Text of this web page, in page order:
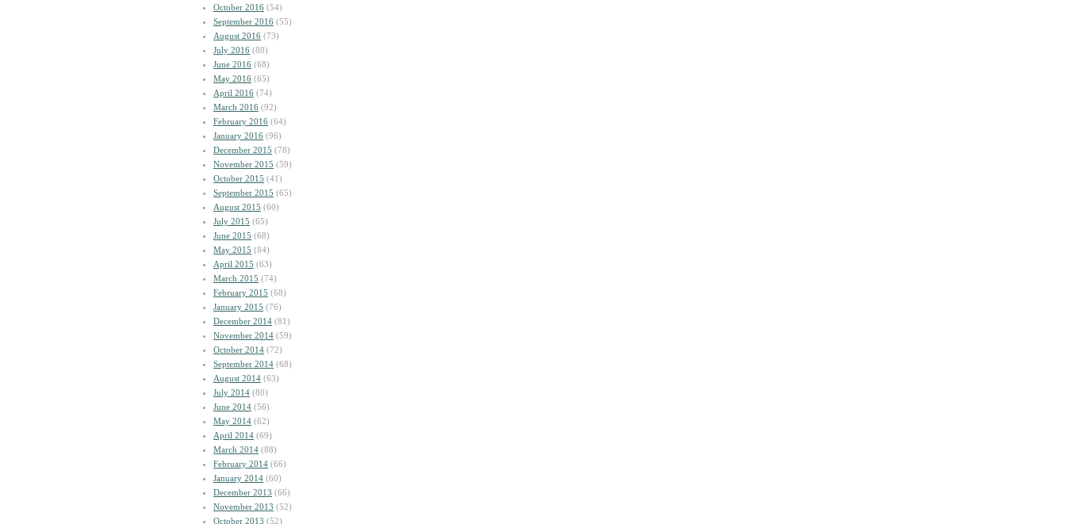
October 2016 (54)
September 2016 (55)
August 2016 (73)
July 2016 (80)
June 2016 (68)
May 2016 (65)
April 2016 (74)
March 2016 (92)
February 2016 (64)
January 2016 (96)
December 2015 (78)
November 2015 (59)
October 2015 (41)
September 2015 (65)
August 2015 (60)
July 2015 (65)
June 2015 (68)
May 2015 (84)
April 2015 (63)
March 2015 (74)
February 2015 (68)
January 2015 (76)
December 2014 (81)
November 2014 (59)
October 2014 (72)
September 2014 (68)
August 2014 (63)
July 2014 (80)
June 2014 (56)
May 2014 (62)
April 2014 (69)
March 2014 (88)
February 2014 (66)
January 2014 (60)
December 2013 (66)
November 2013 (52)
October 2013 (52)